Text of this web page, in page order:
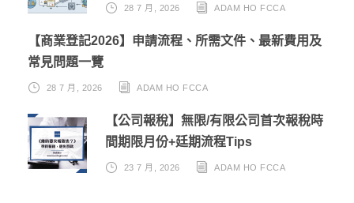
28 7 月, 2026 ADAM HO FCCA
【商業登記2026】申請流程、所需文件、最新費用及
常見問題一覽
28 7 月, 2026 ADAM HO FCCA
【公司報稅】無限/有限公司首次報稅時
間期限月份+廷期流程Tips
23 7 月, 2026 ADAM HO FCCA